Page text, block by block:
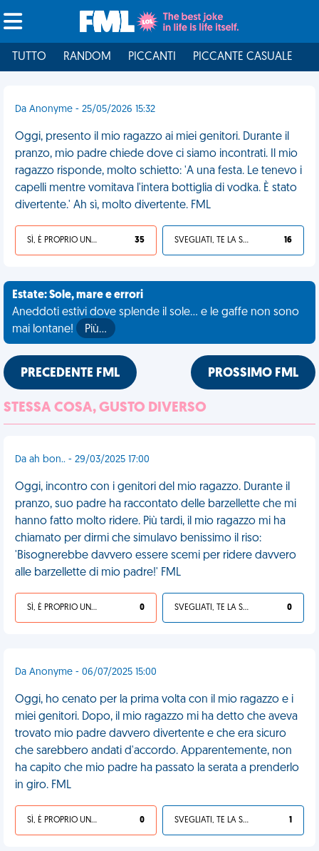
TUTTO RANDOM PICCANTI PICCANTE CASUALE
Da Anonyme - 25/05/2026 15:32
Oggi, presento il mio ragazzo ai miei genitori. Durante il
pranzo, mio padre chiede dove ci siamo incontrati. Il mio
ragazzo risponde, molto schietto: 'A una festa. Le tenevo i
capelli mentre vomitava l'intera bottiglia di vodka. È stato
divertente.' Ah sì, molto divertente. FML
SÌ, È PROPRIO UNA VDM! 35 SVEGLIATI, TE LA SEI CERCATA! 16
Estate: Sole, mare e errori
Aneddoti estivi dove splende il sole... e le gaffe non sono
mai lontane!
Più…
PRECEDENTE FML PROSSIMO FML
STESSA COSA, GUSTO DIVERSO
Da ah bon.. - 29/03/2025 17:00
Oggi, incontro con i genitori del mio ragazzo. Durante il
pranzo, suo padre ha raccontato delle barzellette che mi
hanno fatto molto ridere. Più tardi, il mio ragazzo mi ha
chiamato per dirmi che simulavo benissimo il riso:
'Bisognerebbe davvero essere scemi per ridere davvero
alle barzellette di mio padre!' FML
SÌ, È PROPRIO UNA VDM! 0 SVEGLIATI, TE LA SEI CERCATA! 0
Da Anonyme - 06/07/2025 15:00
Oggi, ho cenato per la prima volta con il mio ragazzo e i
miei genitori. Dopo, il mio ragazzo mi ha detto che aveva
trovato mio padre davvero divertente e che era sicuro
che sarebbero andati d'accordo. Apparentemente, non
ha capito che mio padre ha passato la serata a prenderlo
in giro. FML
SÌ, È PROPRIO UNA VDM! 0 SVEGLIATI, TE LA SEI CERCATA! 1